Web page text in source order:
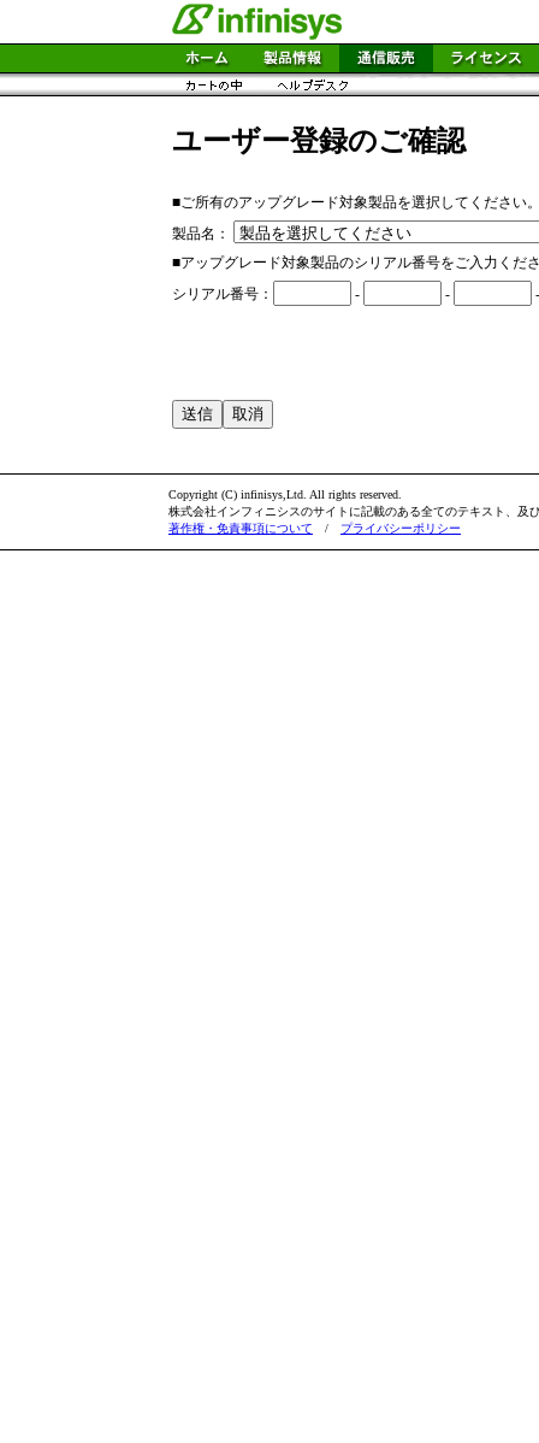
ユーザー登録のご確認
■ご所有のアップグレード対象製品を選択してください
製品名：
■アップグレード対象製品のシリアル番号をご入力くだ
シリアル番号：
- -
Copyright (C) infinisys,Ltd. All rights reserved.
株式会社インフィニシスのサイトに記載のある全てのテキスト、及
著作権・免責事項について / プライバシーポリシー